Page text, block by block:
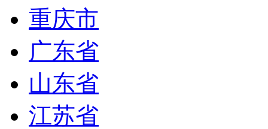
重庆市
广东省
山东省
江苏省